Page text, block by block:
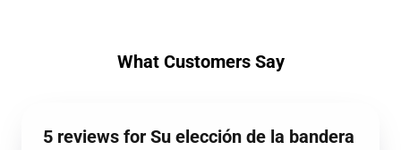
What Customers Say
5 reviews for Su elección de la bandera